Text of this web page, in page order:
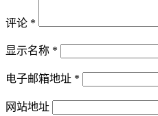
评论 *
显示名称 *
电子邮箱地址 *
网站地址